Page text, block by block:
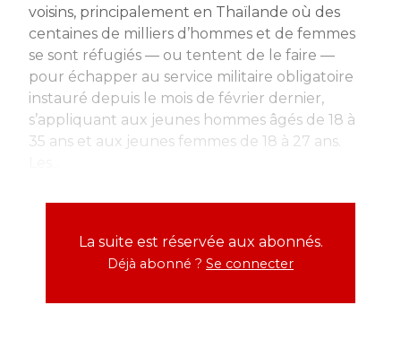
voisins, principalement en Thaïlande où des
centaines de milliers d’hommes et de femmes
se sont réfugiés — ou tentent de le faire —
pour échapper au service militaire obligatoire
instauré depuis le mois de février dernier,
s’appliquant aux jeunes hommes âgés de 18 à
35 ans et aux jeunes femmes de 18 à 27 ans.
La suite est réservée aux abonnés.
Déjà abonné ? Se connecter